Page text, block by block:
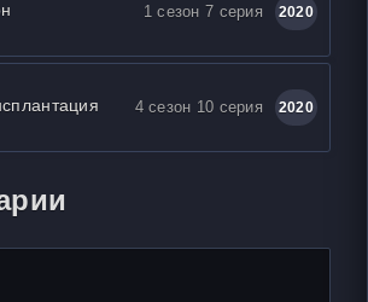
1 сезон 7 серия 2020
4 сезон 10 серия 2020